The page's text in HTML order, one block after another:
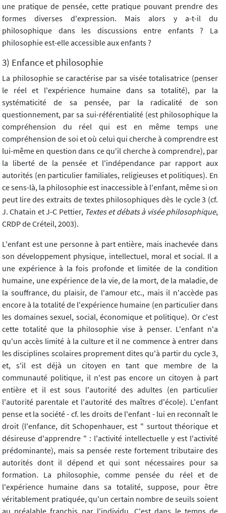
une pratique de pensée, cette pratique pouvant prendre des
formes diverses d'expression. Mais alors y a-t-il du
philosophique dans les discussions entre enfants ? La
philosophie est-elle accessible aux enfants ?
3) Enfance et philosophie
La philosophie se caractérise par sa visée totalisatrice (penser
le réel et l'expérience humaine dans sa totalité), par la
systématicité de sa pensée, par la radicalité de son
questionnement, par sa sui-référentialité (est philosophique la
compréhension du réel qui est en même temps une
compréhension de soi et où celui qui cherche à comprendre est
lui-même en question dans ce qu'il cherche à comprendre), par
la liberté de la pensée et l'indépendance par rapport aux
autorités (en particulier familiales, religieuses et politiques). En
ce sens-là, la philosophie est inaccessible à l'enfant, même si on
peut lire des extraits de textes philosophiques dès le cycle 3 (cf.
J. Chatain et J-C Pettier, Textes et débats à visée philosophique,
CRDP de Créteil, 2003).
L'enfant est une personne à part entière, mais inachevée dans
son développement physique, intellectuel, moral et social. Il a
une expérience à la fois profonde et limitée de la condition
humaine, une expérience de la vie, de la mort, de la maladie, de
la souffrance, du plaisir, de l'amour etc., mais il n'accède pas
encore à la totalité de l'expérience humaine (en particulier dans
les domaines sexuel, social, économique et politique). Or c'est
cette totalité que la philosophie vise à penser. L'enfant n'a
qu'un accès limité à la culture et il ne commence à entrer dans
les disciplines scolaires proprement dites qu'à partir du cycle 3,
et, s'il est déjà un citoyen en tant que membre de la
communauté politique, il n'est pas encore un citoyen à part
entière et il est sous l'autorité des adultes (en particulier
l'autorité parentale et l'autorité des maîtres d'école). L'enfant
pense et la société - cf. les droits de l'enfant - lui en reconnaît le
droit (l'enfance, dit Schopenhauer, est " surtout théorique et
désireuse d'apprendre " : l'activité intellectuelle y est l'activité
prédominante), mais sa pensée reste fortement tributaire des
autorités dont il dépend et qui sont nécessaires pour sa
formation. La philosophie, comme pensée du réel et de
l'expérience humaine dans sa totalité, suppose, pour être
véritablement pratiquée, qu'un certain nombre de seuils soient